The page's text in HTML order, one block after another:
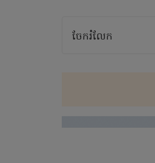
ចែករំលែក